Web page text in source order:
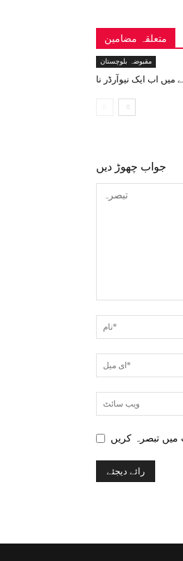
متعلقہ مضامین
مقبوضہ بلوچستان
جواب چھوڑ دیں